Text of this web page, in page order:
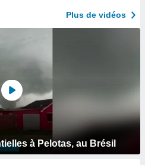
Plus de vidéos
à Pelotas, au Brésil